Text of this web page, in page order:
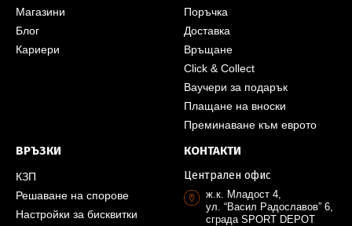
Магазини
Блог
Кариери
Поръчка
Доставка
Връщане
Click & Collect
Ваучери за подарък
Плащане на вноски
Преминаване към еврото
ВРЪЗКИ
КЗП
Решаване на спорове
Настройки за бисквитки
КОНТАКТИ
Централен офис
ж.к. Младост 4,
ул. “Васил Радославов” 6,
сграда SPORT DEPOT